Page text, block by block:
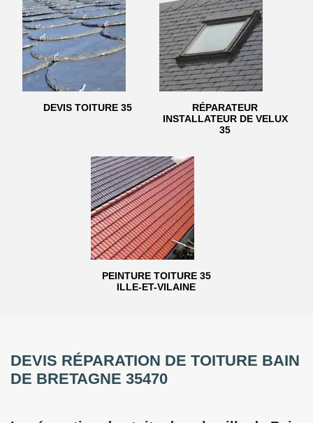
DEVIS TOITURE 35
RÉPARATEUR
INSTALLATEUR DE VELUX
35
PEINTURE TOITURE 35
ILLE-ET-VILAINE
DEVIS RÉPARATION DE TOITURE BAIN
DE BRETAGNE 35470